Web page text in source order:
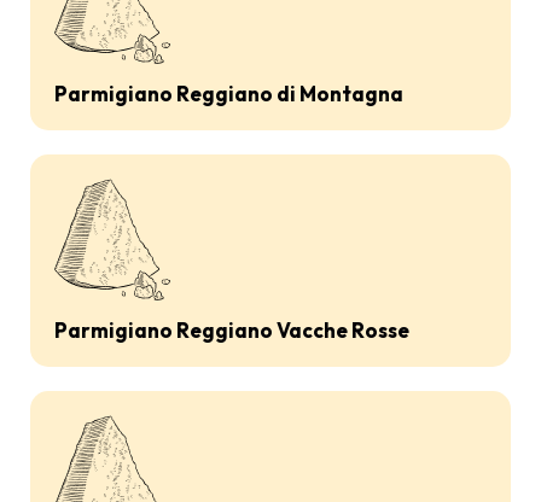
Parmigiano Reggiano di Montagna
Parmigiano Reggiano Vacche Rosse